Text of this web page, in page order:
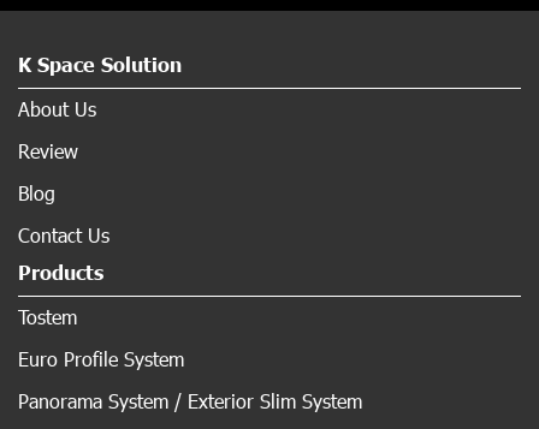
K Space Solution
About Us
Review
Blog
Contact Us
Products
Tostem
Euro Profile System
Panorama System / Exterior Slim System